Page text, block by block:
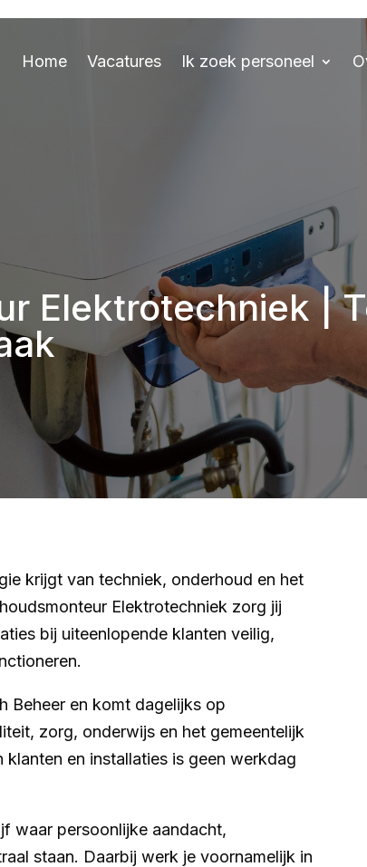
Home Vacatures Ik zoek personeel
Elektrotechniek |
krijgt van techniek, onderhoud en het
Elektrotechniek zorg jij
bij uiteenlopende klanten veilig,
Beheer en komt dagelijks op
zorg, onderwijs en het gemeentelijk
en installaties is geen werkdag
waar persoonlijke aandacht,
staan. Daarbij werk je voornamelijk in